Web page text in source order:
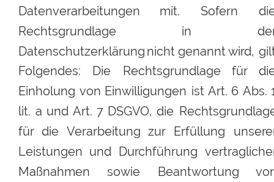
Datenverarbeitungen
mit. Sofern
Rechtsgrundlage
in
Datenschutzerklärung nicht genanntwird,
Folgendes:
Die Rechtsgrundlage für
Einholung von Einwilligungen ist Art. 6 Abs.
lit. a und Art. 7 DSGVO, die
für die Verarbeitung zur Erfüllung
Leistungen und Durchführung
Maßnahmen
sowie Beantwortung